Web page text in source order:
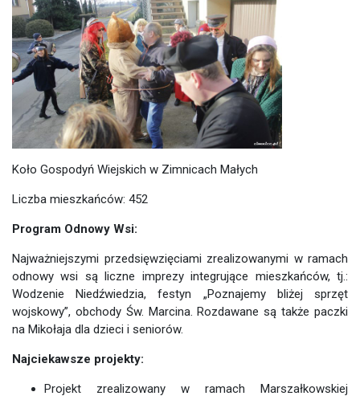
Koło Gospodyń Wiejskich w Zimnicach Małych
Liczba mieszkańców: 452
Program Odnowy Wsi:
Najważniejszymi przedsięwzięciami zrealizowanymi w ramach
odnowy wsi są liczne imprezy integrujące mieszkańców, tj.:
Wodzenie Niedźwiedzia, festyn „Poznajemy bliżej sprzęt
wojskowy”, obchody Św. Marcina. Rozdawane są także paczki
na Mikołaja dla dzieci i seniorów.
Najciekawsze projekty:
Projekt zrealizowany w ramach Marszałkowskiej